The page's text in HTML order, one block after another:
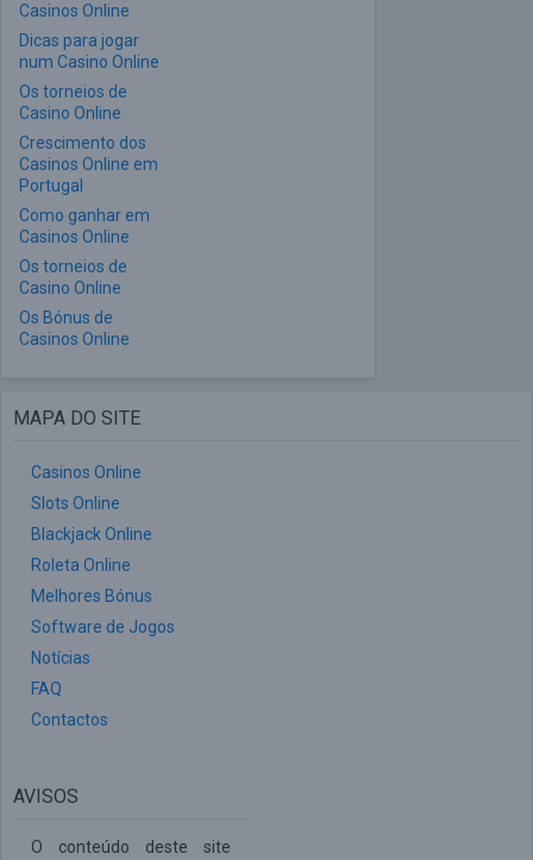
Casinos Online
Dicas para jogar
num Casino Online
Os torneios de
Casino Online
Crescimento dos
Casinos Online em
Portugal
Como ganhar em
Casinos Online
Os torneios de
Casino Online
Os Bónus de
Casinos Online
MAPA DO SITE
Casinos Online
Slots Online
Blackjack Online
Roleta Online
Melhores Bónus
Software de Jogos
Notícias
FAQ
Contactos
AVISOS
O conteúdo deste site